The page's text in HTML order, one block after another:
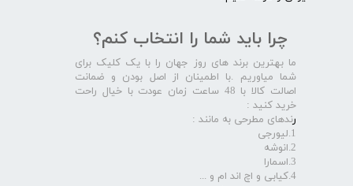
چرا باید شما را انتخاب کنم؟
ما بهترین برند های روز جهان را با یک کلیک برای
شما میاوریم .با اطمینان از اصل بودن و ضمانت
اصالت کالا با 48 ساعت زمان عودت با خیال راحت
خرید کنید :
رندهای مطرحی به مانند :
1.لیورجی
2.انوشه
3.اسمارا
4.کیابی و اچ اند ام و ...